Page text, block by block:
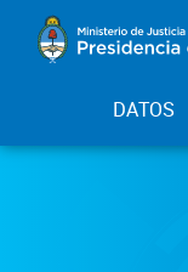
DATOS